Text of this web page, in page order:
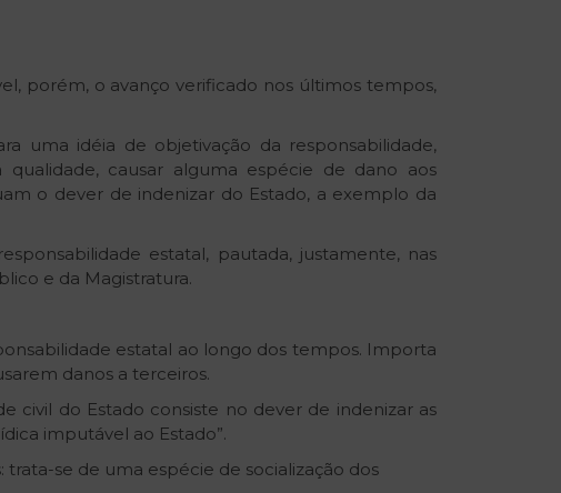
porém, o avanço verificado nos últimos tempos,
uma idéia de objetivação da responsabilidade,
causar alguma espécie de dano aos
o dever de indenizar do Estado, a exemplo da
estatal, pautada, justamente, nas
e da Magistratura.
estatal ao longo dos tempos. Importa
danos a terceiros.
civil do Estado consiste no dever de indenizar as
imputável ao Estado”.
se de uma espécie de socialização dos